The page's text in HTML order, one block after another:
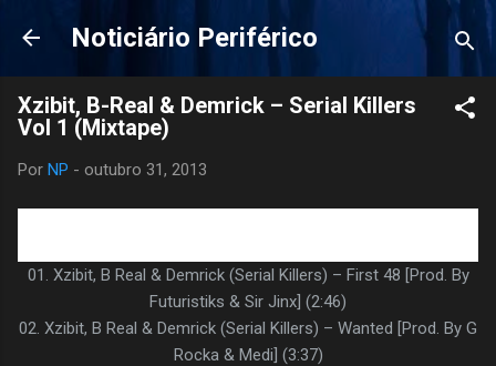
Pular para o conteúdo principal
Noticiário Periférico
Xzibit, B-Real & Demrick – Serial Killers
Vol 1 (Mixtape)
Por NP - outubro 31, 2013
01. Xzibit, B Real & Demrick (Serial Killers) – First 48 [Prod. By
Futuristiks & Sir Jinx] (2:46)
02. Xzibit, B Real & Demrick (Serial Killers) – Wanted [Prod. By G
Rocka & Medi] (3:37)